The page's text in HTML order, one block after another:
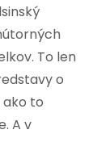
To len
o
ako to
A v